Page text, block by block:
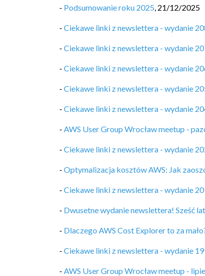
- Podsumowanie roku 2025, 21/12/2025
- Ciekawe linki z newslettera - wydanie
- Ciekawe linki z newslettera - wydanie
- Ciekawe linki z newslettera - wydanie
- Ciekawe linki z newslettera - wydanie
- Ciekawe linki z newslettera - wydanie
- AWS User Group Wrocław meetup -
- Ciekawe linki z newslettera - wydanie
- Optymalizacja kosztów AWS: Jak
- Ciekawe linki z newslettera - wydanie
- Dwusetne wydanie newslettera! Sześć
- Dlaczego AWS Cost Explorer to za
- Ciekawe linki z newslettera - wydanie
- AWS User Group Wrocław meetup -